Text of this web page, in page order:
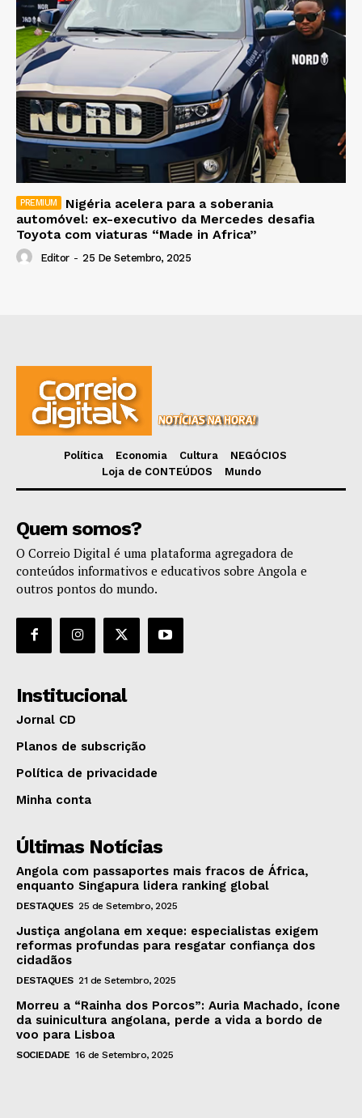
Nigéria acelera para a soberania
automóvel: ex-executivo da Mercedes desafia
Toyota com viaturas “Made in Africa”
Editor - 25 De Setembro, 2025
Política Economia Cultura
NEGÓCIOS
Loja de CONTEÚDOS
Mundo
Quem somos?
O Correio Digital é uma plataforma agregadora de
conteúdos informativos e educativos sobre Angola e
outros pontos do mundo.
Institucional
Jornal CD
Planos de subscrição
Política de privacidade
Minha conta
Últimas Notícias
Angola com passaportes mais fracos de África,
enquanto Singapura lidera ranking global
DESTAQUES 25 de Setembro, 2025
Justiça angolana em xeque: especialistas exigem
reformas profundas para resgatar confiança dos
cidadãos
DESTAQUES 21 de Setembro, 2025
Morreu a “Rainha dos Porcos”: Auria Machado, ícone
da suinicultura angolana, perde a vida a bordo de
voo para Lisboa
SOCIEDADE 16 de Setembro, 2025